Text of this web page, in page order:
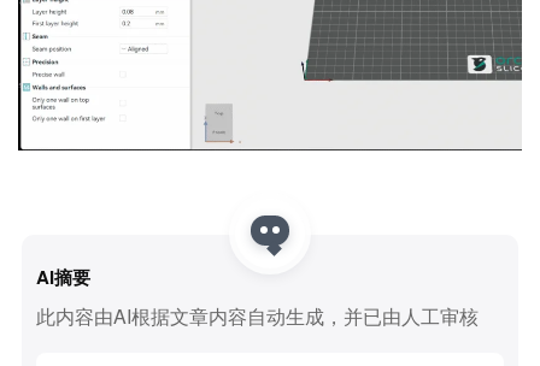
AI摘要
此内容由AI根据文章内容自动生成，并已由人工审核